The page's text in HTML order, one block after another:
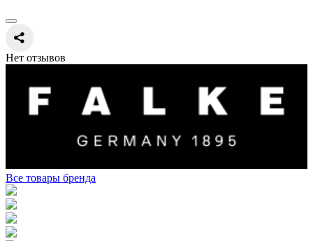
Нет отзывов
Все товары бренда